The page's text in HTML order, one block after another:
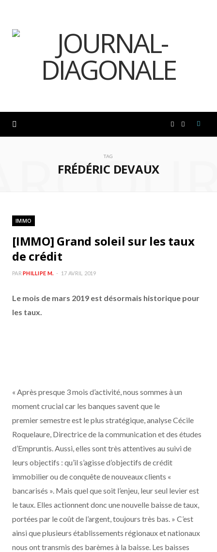
o
k
g
a
TAG
FRÉDÉRIC DEVAUX
IMMO
[IMMO] Grand soleil sur les taux
de crédit
PAR PHILLIPE M. 17 AVRIL 2019
Le mois de mars 2019 est désormais historique pour
les taux.
« Après presque 3 mois d’activité, nous sommes à un
moment crucial car les banques savent que le
premier semestre est le plus stratégique, analyse Cécile
Roquelaure, Directrice de la communication et des études
d’Empruntis. Aussi, elles sont très attentives au suivi de
leurs objectifs : qu’il s’agisse d’objectifs de crédit
immobilier ou de conquête de nouveaux clients «
bancarisés ». Mais quel que soit l’enjeu, leur seul levier est
le taux. Elles actionnent donc une nouvelle baisse de taux,
portées par le coût de l’argent, toujours très bas. » C’est
ainsi que plusieurs établissements régionaux et nationaux
nous ont transmis des barèmes à la baisse. Les baisses